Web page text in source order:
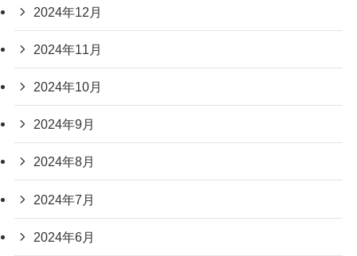
2024年12月
2024年11月
2024年10月
2024年9月
2024年8月
2024年7月
2024年6月